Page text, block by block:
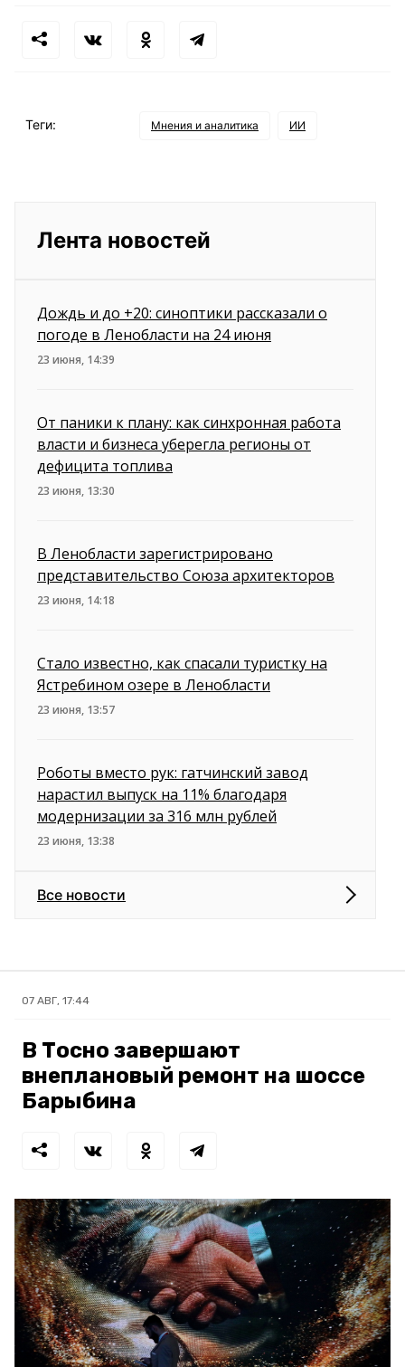
Теги: Мнения и аналитика ИИ
Лента новостей
Дождь и до +20: синоптики рассказали о
погоде в Ленобласти на 24 июня
23 июня, 14:39
От паники к плану: как синхронная работа
власти и бизнеса уберегла регионы от
дефицита топлива
23 июня, 13:30
В Ленобласти зарегистрировано
представительство Союза архитекторов
23 июня, 14:18
Стало известно, как спасали туристку на
Ястребином озере в Ленобласти
23 июня, 13:57
Роботы вместо рук: гатчинский завод
нарастил выпуск на 11% благодаря
модернизации за 316 млн рублей
23 июня, 13:38
Все новости
07 АВГ, 17:44
В Тосно завершают
внеплановый ремонт на шоссе
Барыбина